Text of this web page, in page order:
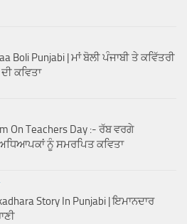
Boli Punjabi | ਮਾਂ ਬੋਲੀ ਪੰਜਾਬੀ ਤੇ ਕਵਿੱਤਰੀ
ਕਵਿਤਾ
On Teachers Day :- ਰੱਬ ਵਰਗੇ
ਨੂੰ ਸਮਰਪਿਤ ਕਵਿਤਾ
Story In Punjabi | ਇਮਾਨਦਾਰ